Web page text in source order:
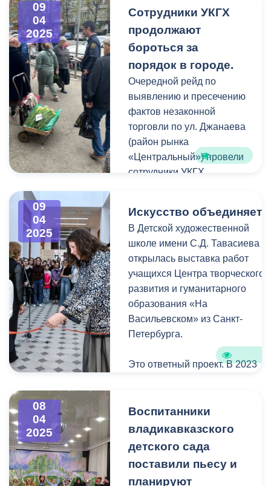
режим. Это стало
возможным благодаря
успешному
обеспечивающего
питание подстанции № 15.
Спасибо за ваше
терпение и понимание!
Приятных поездок!
09
04
2025
Сотрудники УКГХ
продолжают
бороться за
порядок в городе.
Очередной рейд по
выявлению и пресечению
фактов незаконной
торговли по ул. Джанаева
(район рынка
«Центральный») провели
сотрудники УКГХ
торговля в неположенном
месте ведется в
нарушении действующего
законодательства, а
продукты, которыми
торгуют вне рынка, не
проходят проверку и могут
быть некачественными.
Важно! Сотрудники УКГХ
не изымают и не увозят
товар. Его только убирают
Напомним, что жителям
09
04
2025
Искусство объединяет
В Детской художественной
школе имени С.Д. Тавасиева
открылась выставка работ
учащихся Центра творческого
развития и гуманитарного
образования «На
Васильевском» из Санкт-
Петербурга.
Это ответный проект. В 2023
Владикавказской детской
художественной школы
дети...».
08
04
2025
Воспитанники
владикавказского
детского сада
поставили пьесу и
планируют